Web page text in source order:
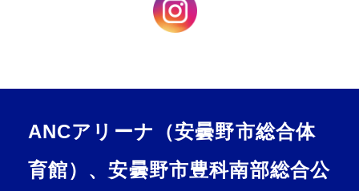
ANCアリーナ（安曇野市総合体
育館）、安曇野市豊科南部総合公